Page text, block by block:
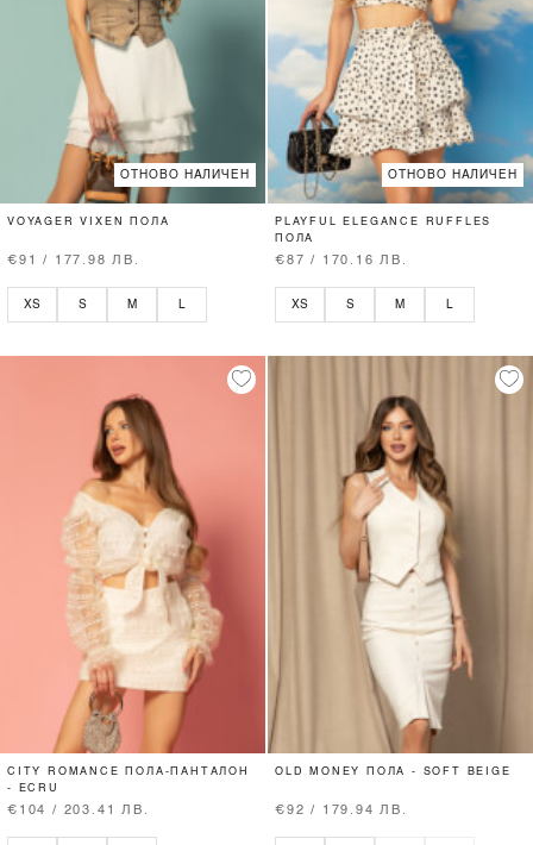
ОТНОВО НАЛИЧЕН
VOYAGER VIXEN ПОЛА
€91 / 177.98 ЛВ.
XS S M
ОТНОВО НАЛИЧЕН
PLAYFUL ELEGANCE RUFFLES
ПОЛА
€87 / 170.16 ЛВ.
XS S M
CITY ROMANCE ПОЛА-ПАНТАЛОН
- ECRU
€104 / 203.41 ЛВ.
OLD MONEY ПОЛА - SOFT BEIGE
€92 / 179.94 ЛВ.